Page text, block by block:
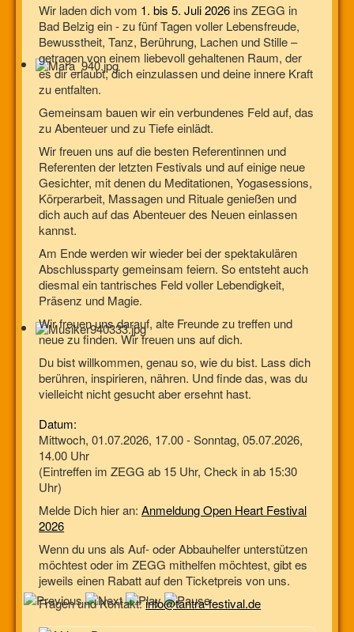
Wir laden dich vom 1. bis 5. Juli 2026 ins ZEGG in
Bad Belzig ein - zu fünf Tagen voller Lebensfreude,
Bewusstheit, Tanz, Berührung, Lachen und Stille –
getragen von einem liebevoll gehaltenen Raum, der
es dir erlaubt, dich einzulassen und deine innere Kraft
zu entfalten.
Gemeinsam bauen wir ein verbundenes Feld auf, das
zu Abenteuer und zu Tiefe einlädt.
Wir freuen uns auf die besten Referentinnen und
Referenten der letzten Festivals und auf einige neue
Gesichter, mit denen du Meditationen, Yogasessions,
Körperarbeit, Massagen und Rituale genießen und
dich auch auf das Abenteuer des Neuen einlassen
kannst.
Am Ende werden wir wieder bei der spektakulären
Abschlussparty gemeinsam feiern. So entsteht auch
diesmal ein tantrisches Feld voller Lebendigkeit,
Präsenz und Magie.
Wir freuen uns darauf, alte Freunde zu treffen und
neue zu finden. Wir freuen uns auf dich.
Du bist willkommen, genau so, wie du bist. Lass dich
berühren, inspirieren, nähren. Und finde das, was du
vielleicht nicht gesucht aber ersehnt hast.
Datum:
Mittwoch, 01.07.2026, 17.00 - Sonntag, 05.07.2026,
14.00 Uhr
(Eintreffen im ZEGG ab 15 Uhr, Check in ab 15:30
Uhr)
Melde Dich hier an:Anmeldung Open Heart Festival
2026
Wenn du uns als Auf- oder Abbauhelfer unterstützen
möchtest oder im ZEGG mithelfen möchtest, gibt es
jeweils einen Rabatt auf den Ticketpreis von uns.
Fragen und Kontakt:info@tantra-festival.de